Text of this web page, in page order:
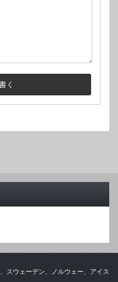
スウェーデン、ノルウェー、アイス